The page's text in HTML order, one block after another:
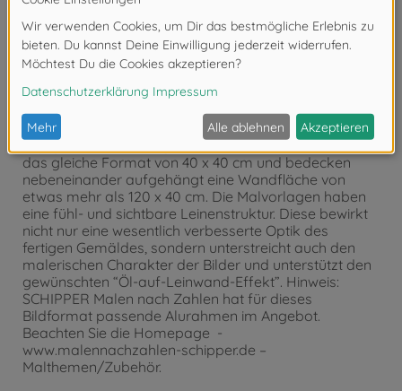
Produktdetails
Das Bildformat und Malvorlage:
“MEISTERKLASSE Triptychon” 120 x 40 cm. Ein
Triptychon ist ein dreigeteiltes Bild. Alle 3 Bilder haben
das gleiche Format von 40 x 40 cm und bedecken
nebeneinander aufgehängt eine Wandfläche von
etwas mehr als 120 x 40 cm. Die Malvorlagen haben
eine fühl- und sichtbare Leinenstruktur. Diese bewirkt
nicht nur eine wesentlich verbesserte Optik des
fertigen Gemäldes, sondern unterstreicht auch den
malerischen Charakter der Bilder und unterstützt den
gewünschten “Öl-auf-Leinwand-Effekt”. Hinweis:
SCHIPPER Malen nach Zahlen hat für dieses
Bildformat passende Alurahmen im Angebot.
Beachten Sie die Homepage -
www.malennachzahlen-schipper.de –
Malthemen/Zubehör.